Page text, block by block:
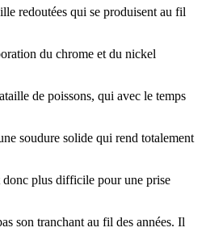
redoutées qui se produisent au fil
du chrome et du nickel
de poissons, qui avec le temps
soudure solide qui rend totalement
donc plus difficile pour une prise
son tranchant au fil des années. Il